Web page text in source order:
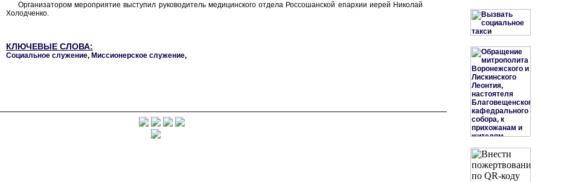
Организатором мероприятие выступил руководитель медицинского отдела Россошанской епархии иерей Николай
Холодченко.
КЛЮЧЕВЫЕ СЛОВА:
Социальное служение, Миссионерское служение,